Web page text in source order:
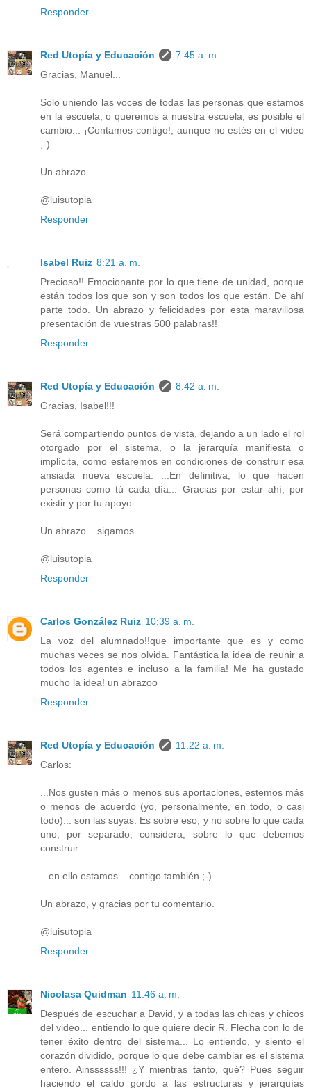
Responder
Red Utopía y Educación
7:45 a. m.
Gracias, Manuel...
Solo uniendo las voces de todas las personas que estamos
en la escuela, o queremos a nuestra escuela, es posible el
cambio... ¡Contamos contigo!, aunque no estés en el video
;-)
Un abrazo.
@luisutopia
Responder
Isabel Ruiz 8:21 a. m.
Precioso!! Emocionante por lo que tiene de unidad, porque
están todos los que son y son todos los que están. De ahí
parte todo. Un abrazo y felicidades por esta maravillosa
presentación de vuestras 500 palabras!!
Responder
Red Utopía y Educación
8:42 a. m.
Gracias, Isabel!!!
Será compartiendo puntos de vista, dejando a un lado el rol
otorgado por el sistema, o la jerarquía manifiesta o
implícita, como estaremos en condiciones de construir esa
ansiada nueva escuela. ...En definitiva, lo que hacen
personas como tú cada día... Gracias por estar ahí, por
existir y por tu apoyo.
Un abrazo... sigamos...
@luisutopia
Responder
Carlos González Ruiz 10:39 a. m.
La voz del alumnado!!que importante que es y como
muchas veces se nos olvida. Fantástica la idea de reunir a
todos los agentes e incluso a la familia! Me ha gustado
mucho la idea! un abrazoo
Responder
Red Utopía y Educación
11:22 a. m.
Carlos:
...Nos gusten más o menos sus aportaciones, estemos más
o menos de acuerdo (yo, personalmente, en todo, o casi
todo)... son las suyas. Es sobre eso, y no sobre lo que cada
uno, por separado, considera, sobre lo que debemos
construir.
...en ello estamos... contigo también ;-)
Un abrazo, y gracias por tu comentario.
@luisutopia
Responder
Nicolasa Quidman 11:46 a. m.
Después de escuchar a David, y a todas las chicas y chicos
del video... entiendo lo que quiere decir R. Flecha con lo de
tener éxito dentro del sistema... Lo entiendo, y siento el
corazón dividido, porque lo que debe cambiar es el sistema
entero. Ainssssss!!! ¿Y mientras tanto, qué? Pues seguir
haciendo el caldo gordo a las estructuras y jerarquías